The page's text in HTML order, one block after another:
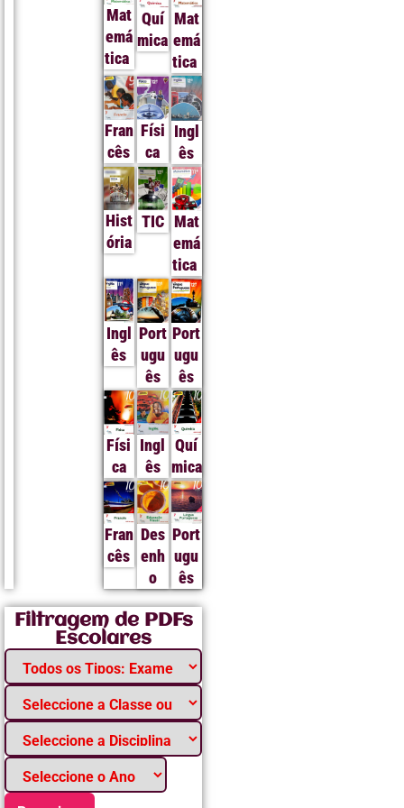
Mat
emá
tica
Quí
mica
Mat
emá
tica
Fran
cês
Físi
ca
Ingl
ês
Hist
ória
TIC Mat
emá
tica
Ingl
ês
Port
ugu
ês
Port
ugu
ês
Físi
ca
Ingl
ês
Quí
mica
Fran
cês
Des
enh
o
Port
ugu
ês
Filtragem de PDFs
Escolares